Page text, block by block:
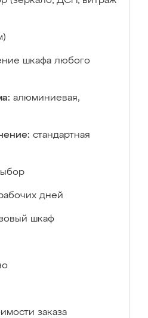
шкафа любого
алюминиевая,
стандартная
дней
шкаф
заказа